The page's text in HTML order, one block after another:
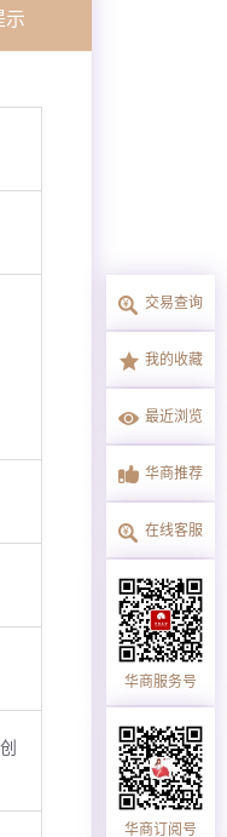
交易查询
我的收藏
最近浏览
华商推荐
在线客服
华商服务号
华商订阅号
示